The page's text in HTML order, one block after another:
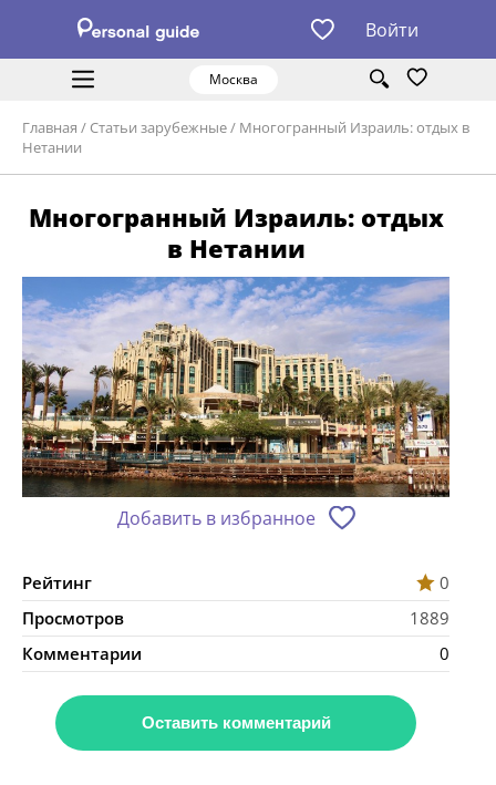
Войти
Москва
Главная / Статьи зарубежные/ Многогранный Израиль: отдых в
Нетании
Многогранный Израиль: отдых
в Нетании
Добавить в избранное
Рейтинг
0
Просмотров
1889
Комментарии
0
Оставить комментарий